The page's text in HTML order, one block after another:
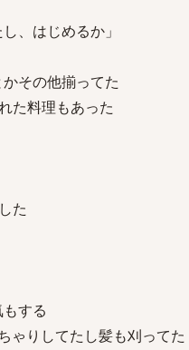
、はじめるか」
その他揃ってた
た料理もあった
た
する
ゃりしてたし髪も刈ってた